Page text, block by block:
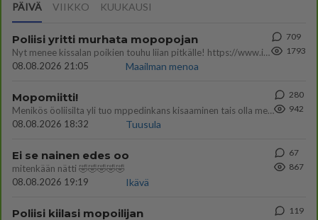
PÄIVÄ VIIKKO KUUKAUSI
Poliisi yritti murhata mopopojan
Nyt menee kissalan poikien touhu liian pitkälle! https://www.is.fi/kotimaa/art-2000012193221.html Karu video mopomiiti
08.08.2026 21:05
Maailman menoa
709
1793
Mopomiitti!
Menikös öoliisilta yli tuo mppedinkans kisaaminen tais olla melkoinen riski vahigoittaa tarpeettomasti jopa kuolla tuoss
08.08.2026 18:32
Tuusula
280
942
Ei se nainen edes oo
mitenkään nätti 🤣🤣🤣🤣🤣
08.08.2026 19:19
Ikävä
67
867
Poliisi kiilasi mopoilijan
119